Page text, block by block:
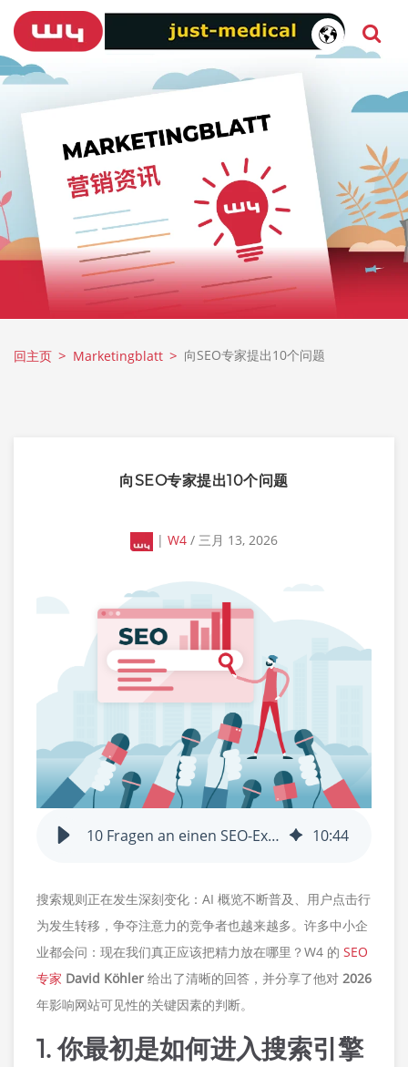
回主页 Marketingblatt 向SEO专家提出10个问题
向SEO专家提出10个问题
| W4 / 三月 13, 2026
10 Fragen an einen SEO-Experten: Was für SEO 2026 wichtig wird 10:44
搜索规则正在发生深刻变化：AI 概览不断普及、用户点击行
为发生转移，争夺注意力的竞争者也越来越多。许多中小企
业都会问： 现在我们真正应该把精力放在哪里？ W4 的 SEO
专家 David Köhler 给出了清晰的回答，并分享了他对 2026
年影响网站可见性的关键因素的判断。
1. 你最初是如何进入搜索引擎